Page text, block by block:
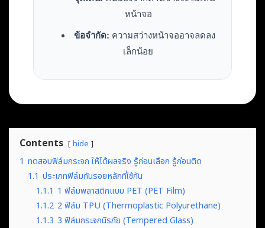
หน้าจอ
ข้อจำกัด: ความสว่างหน้าจออาจลดลง
เล็กน้อย
Contents hide
1 ทดสอบฟิล์มกระจก ให้ได้ผลจริง รู้ก่อนเลือก รู้ก่อนติด
1.1 ประเภทฟิล์มกันรอยหลักที่ใช้กัน
1.1.1 1 ฟิล์มพลาสติกแบบ PET (PET Film)
1.1.2 2 ฟิล์ม TPU (Thermoplastic Polyurethane)
1.1.3 3 ฟิล์มกระจกนิรภัย (Tempered Glass)